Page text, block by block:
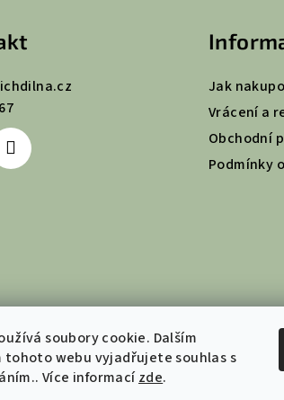
soubory cookie. Dalším
tohoto webu vyjadřujete souhlas s
Více informacízde.
Jak
Vrácení a
Obchodní
Podmínky